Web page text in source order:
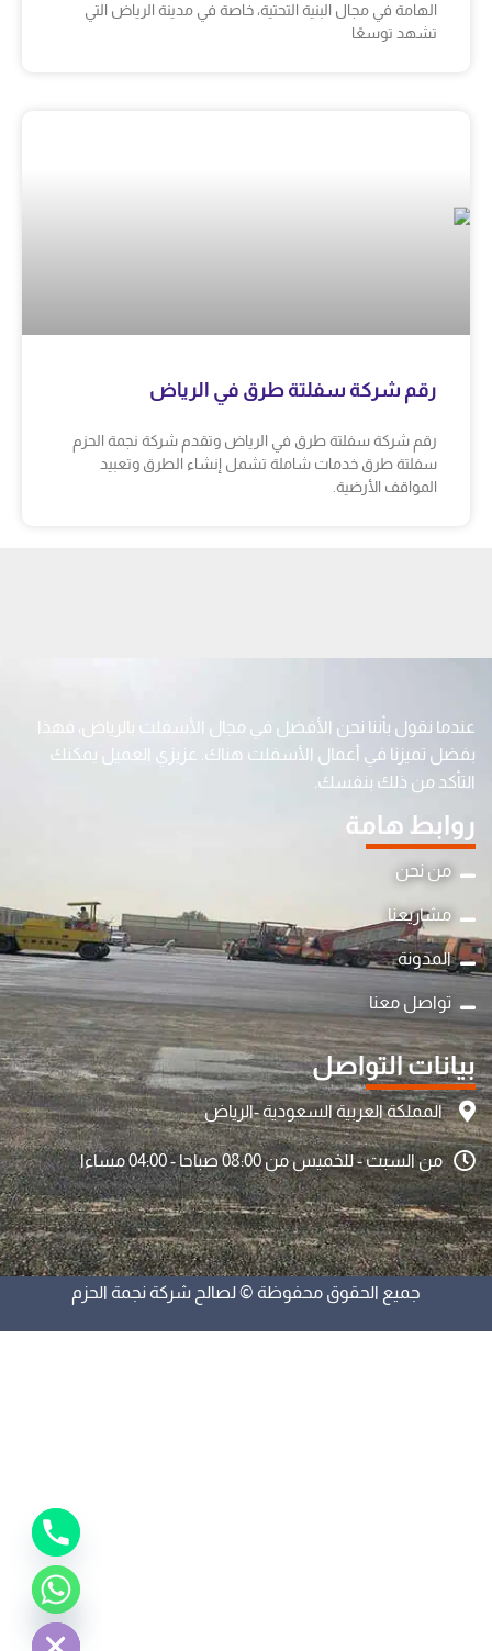
الهامة في مجال البنية التحتية، خاصة في مدينة الرياض التي
تشهد توسعًا
رقم شركة سفلتة طرق في الرياض
رقم شركة سفلتة طرق في الرياض وتقدم شركة نجمة الحزم
سفلتة طرق خدمات شاملة تشمل إنشاء الطرق وتعبيد
المواقف الأرضية.
عندما نقول بأننا نحن الأفضل في مجال الأسفلت بالرياض، فهذا
بفضل تميزنا في أعمال الأسفلت هناك. عزيزي العميل يمكنك
التأكد من ذلك بنفسك.
روابط هامة
من نحن
مشاريعنا
المدونة
تواصل معنا
بيانات التواصل
المملكة العربية السعودية -الرياض
من السبت - للخميس من 08:00 صباحا - 04:00 مساءا
جميع الحقوق محفوظة © لصالح شركة نجمة الحزم
H
i
d
e